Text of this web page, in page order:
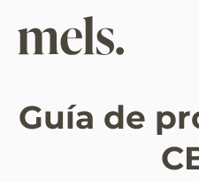
Guía de